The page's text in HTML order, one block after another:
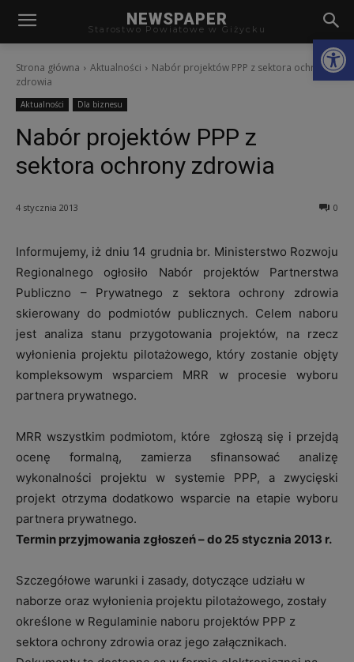
NEWSPAPER
Starostwo Powiatowe w Giżycku
Strona główna Aktualności
Nabór projektów PPP z sektora ochrony
zdrowia
Aktualności Dla biznesu
Nabór projektów PPP z
sektora ochrony zdrowia
0
4 stycznia 2013
Informujemy, iż dniu 14 grudnia br. Ministerstwo Rozwoju
Regionalnego ogłosiło Nabór projektów Partnerstwa
Publiczno – Prywatnego z sektora ochrony zdrowia
skierowany do podmiotów publicznych. Celem naboru
jest analiza stanu przygotowania projektów, na rzecz
wyłonienia projektu pilotażowego, który zostanie objęty
kompleksowym wsparciem MRR w procesie wyboru
partnera prywatnego.
MRR wszystkim podmiotom, które zgłoszą się i przejdą
ocenę formalną, zamierza sfinansować analizę
wykonalności projektu w systemie PPP, a zwycięski
projekt otrzyma dodatkowo wsparcie na etapie wyboru
partnera prywatnego.
Termin przyjmowania zgłoszeń – do 25 stycznia 2013 r.
Szczegółowe warunki i zasady, dotyczące udziału w
naborze oraz wyłonienia projektu pilotażowego, zostały
określone w Regulaminie naboru projektów PPP z
sektora ochrony zdrowia oraz jego załącznikach.